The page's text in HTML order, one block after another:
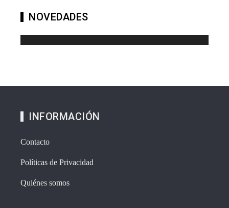
NOVEDADES
INFORMACIÓN
Contacto
Políticas de Privacidad
Quiénes somos